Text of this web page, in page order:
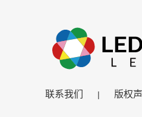
联系我们 | 版权